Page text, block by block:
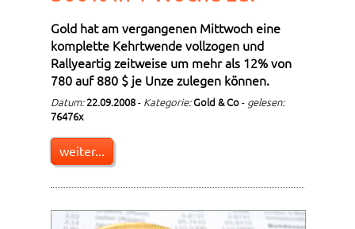
Gold hat am vergangenen Mittwoch eine
komplette Kehrtwende vollzogen und
Rallyeartig zeitweise um mehr als 12% von
780 auf 880 $ je Unze zulegen können.
Datum: 22.09.2008- Kategorie:Gold & Co- gelesen:
76476x
weiter...